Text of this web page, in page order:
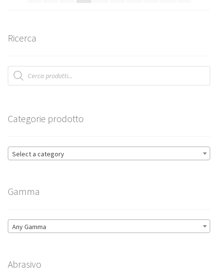
Ricerca
Products
search
Categorie prodotto
Select a category
Gamma
Any Gamma
Abrasivo